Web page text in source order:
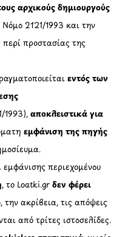
αρχικούς δημιουργούς
2121/1993 και την
προστασίας της
εντός των
1993), αποκλειστικά για
εμφάνιση της πηγής
εμφάνισης περιεχομένου
, το Loatki.grδεν φέρει
την ακρίβεια, τις απόψεις
από τρίτες ιστοσελίδες.